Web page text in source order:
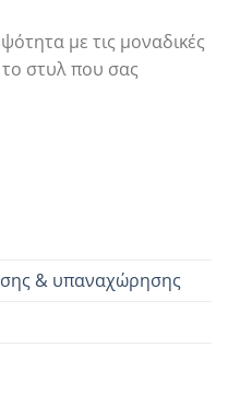
με τις μοναδικές
στυλ που σας
& υπαναχώρησης